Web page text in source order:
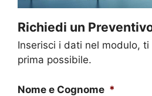
Richiedi un
Inserisci i dati nel modulo,
prima possibile.
Nome e Cognome *